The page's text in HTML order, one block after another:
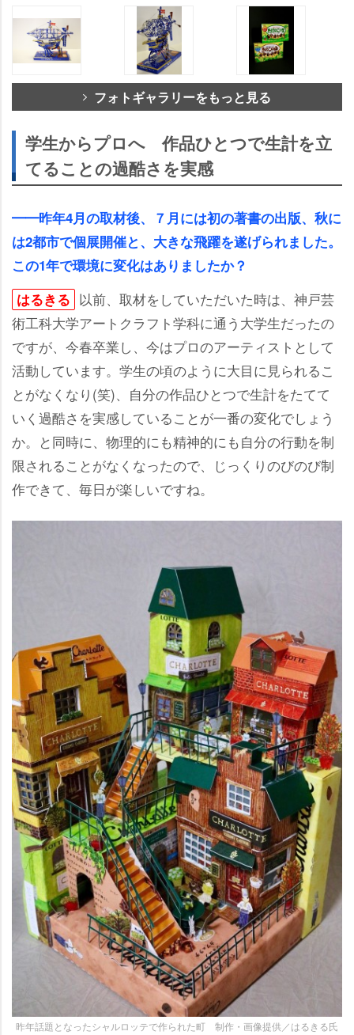
フォトギャラリーをもっと見る
学生からプロへ 作品ひとつで生計を立
てることの過酷さを実感
━━昨年4月の取材後、７月には初の著書の出版、秋に
は2都市で個展開催と、大きな飛躍を遂げられました。
この1年で環境に変化はありましたか？
はるきる 以前、取材をしていただいた時は、神戸芸
術工科大学アートクラフト学科に通う大学生だったの
ですが、今春卒業し、今はプロのアーティストとして
活動しています。学生の頃のように大目に見られるこ
とがなくなり(笑)、自分の作品ひとつで生計をたてて
いく過酷さを実感していることが一番の変化でしょう
か。と同時に、物理的にも精神的にも自分の行動を制
限されることがなくなったので、じっくりのびのび制
作できて、毎日が楽しいですね。
昨年話題となったシャルロッテで作られた町 制作・画像提供／はるきる氏